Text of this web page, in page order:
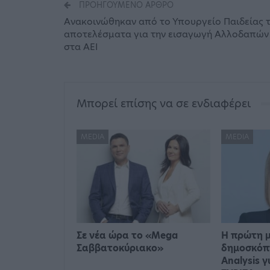
ΠΡΟΗΓΟΎΜΕΝΟ ΆΡΘΡΟ
Ανακοινώθηκαν από το Υπουργείο Παιδείας
αποτελέσματα για την εισαγωγή Αλλοδαπών
στα ΑΕΙ
Μπορεί επίσης να σε ενδιαφέρει
MEDIA
Σε νέα ώρα το «Mega
Σαββατοκύριακο»
MEDIA
Η πρώτη
Analysis